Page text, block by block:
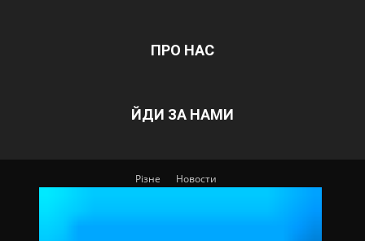
ПРО НАС
ЙДИ ЗА НАМИ
Різне Новости